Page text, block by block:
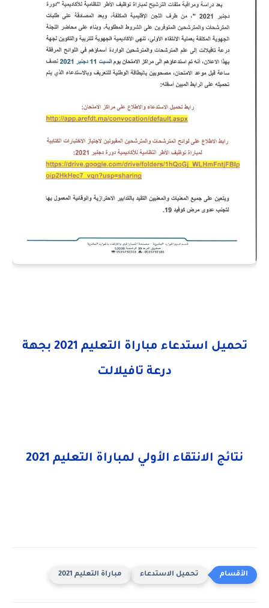
تحميل استدعاء مباراة التعليم 2021 بجهة
درعة تافيلالت
نتائج الانتقاء الأولي لمباراة التعليم 2021
تحميل الاستدعاء مباراة التعليم 2021